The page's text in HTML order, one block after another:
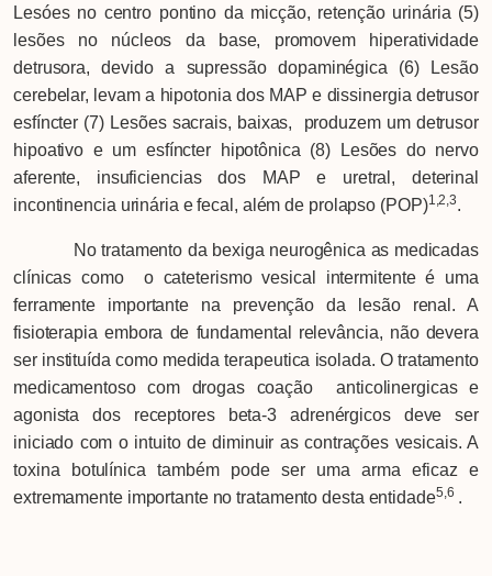
Lesóes no centro pontino da micção, retenção urinária (5)
lesões no núcleos da base, promovem hiperatividade
detrusora, devido a supressão dopaminégica (6) Lesão
cerebelar, levam a hipotonia dos MAP e dissinergia detrusor
esfíncter (7) Lesões sacrais, baixas, produzem um detrusor
hipoativo e um esfíncter hipotônica (8) Lesões do nervo
aferente, insuficiencias dos MAP e uretral, deterinal
incontinencia urinária e fecal, além de prolapso (POP)1,2,3.
No tratamento da bexiga neurogênica as medicadas
clínicas como o cateterismo vesical intermitente é uma
ferramente importante na prevenção da lesão renal. A
fisioterapia embora de fundamental relevância, não devera
ser instituída como medida terapeutica isolada. O tratamento
medicamentoso com drogas coação anticolinergicas e
agonista dos receptores beta-3 adrenérgicos deve ser
iniciado com o intuito de diminuir as contrações vesicais. A
toxina botulínica também pode ser uma arma eficaz e
extremamente importante no tratamento desta entidade5,6 .